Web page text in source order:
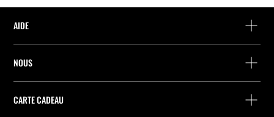
AIDE
Localisez votre commande
Recherche de points relais
NOUS
Entreprise
CARTE CADEAU